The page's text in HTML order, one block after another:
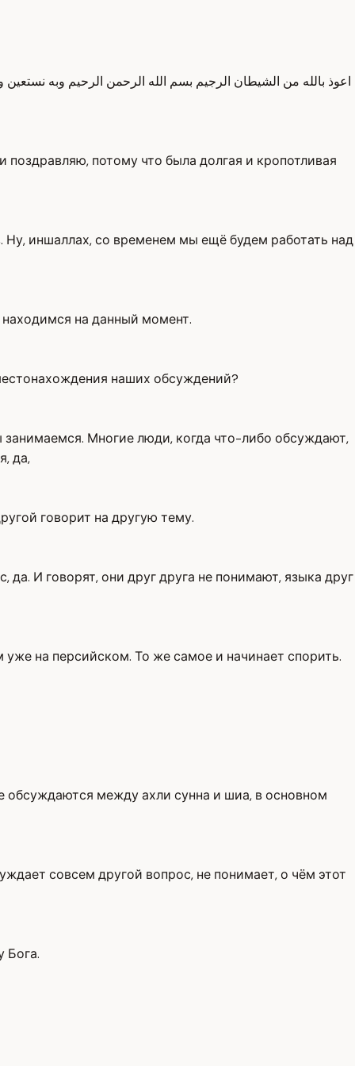
اعوذ بالله من الشيطان الرجيم بسم الله الرحمن الرحيم وبه
потому что была долгая и кропотливая
иншаллах, со временем мы ещё будем работать над
на данный момент.
наших обсуждений?
Многие люди, когда что-либо обсуждают,
да,
говорит на другую тему.
да. И говорят, они друг друга не понимают, языка друг
на персийском. То же самое и начинает спорить.
между ахли сунна и шиа, в основном
совсем другой вопрос, не понимает, о чём этот
Бога.